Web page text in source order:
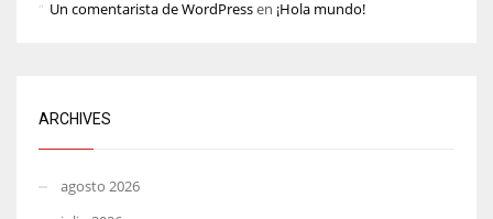
Un comentarista de WordPressen ¡Hola mundo!
ARCHIVES
agosto 2026